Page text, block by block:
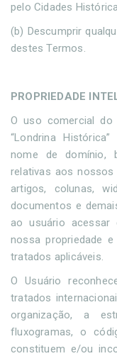
pelo Cidades
(b) Descumprir
destes Termos.
PROPRIEDADE
O uso comercial do
“Londrina
nome de domínio,
relativas aos
artigos, colunas,
documentos e
ao usuário
nossa propriedade
tratados aplicáveis.
O Usuário
tratados
organização, a
fluxogramas, o
constituem e/ou